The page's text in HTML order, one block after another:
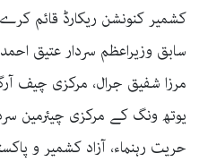
کشمیر کنونشن ریکارڈ قائم
سابق وزیراعظم سردار عتیق
مرزا شفیق جرال، مرکزی چیف
یوتھ ونگ کے مرکزی چیئرمین
حریت رہنماء، آزاد کشمیر و